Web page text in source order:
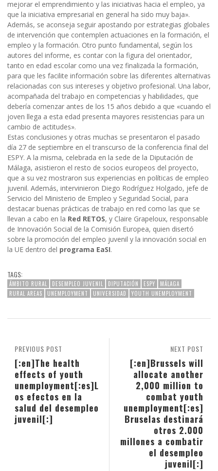
mejorar el emprendimiento y las iniciativas hacia el empleo, ya
que la iniciativa empresarial en general ha sido muy baja».
Además, se aconseja seguir apostando por estrategias globales
de intervención que contemplen actuaciones en la formación, el
empleo y la formación. Otro punto fundamental, según los
autores del informe, es contar con la figura del orientador,
tanto en edad escolar como una vez finalizada la formación,
para que les facilite información sobre las diferentes alternativas
relacionadas con sus intereses y objetivo profesional. Una labor,
acompañada del trabajo en competencias y habilidades, que
debería comenzar antes de los 15 años debido a que «cuando el
joven llega a esta edad presenta mayores resistencias para un
cambio de actitudes».
Estas conclusiones y otras muchas se presentaron el pasado
día 27 de septiembre en el transcurso de la conferencia final del
ESPY. A la misma, celebrada en la sede de la Diputación de
Málaga, asistieron el resto de socios europeos del proyecto,
que a su vez mostraron sus experiencias en políticas de empleo
juvenil. Además, intervinieron Diego Rodríguez Holgado, jefe de
Servicio del Ministerio de Empleo y Seguridad Social, para
destacar buenas prácticas de trabajo en red como las que se
llevan a cabo en la Red RETOS, y Claire Grapeloux, responsable
de Innovación Social de la Comisión Europea, quien disertó
sobre la promoción del empleo juvenil y la innovación social en
la UE dentro del programa EaSI.
TAGS:
ÁMBITO RURAL DESEMPLEO JUVENIL DIPUTACIÓN ESPY
MÁLAGA
RURAL AREAS
UNEMPLOYMENT UNIVERSIDAD YOUTH UNEMPLOYMENT
NEXT POST
[:en]Brussels will
allocate another
2,000 million to
combat youth
unemployment[:es]
Bruselas destinará
otros 2.000
millones a combatir
el desempleo
juvenil[:]
PREVIOUS POST
[:en]The health
effects of youth
unemployment[:es]L
os efectos en la
salud del desempleo
juvenil[:]